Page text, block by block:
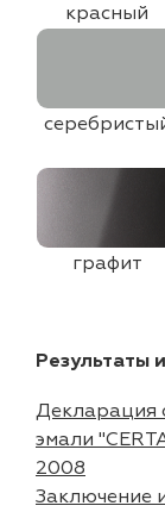
красный
графит
Результаты
Декларация
эмали
2008
Заключение